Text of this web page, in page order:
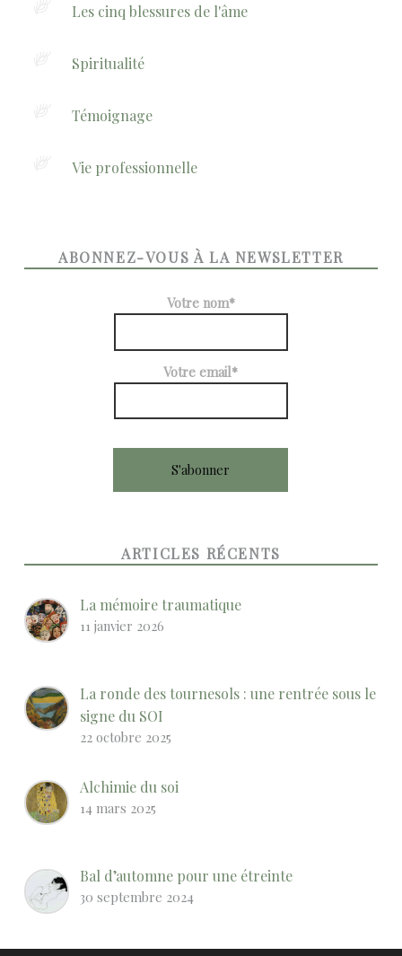
Les cinq blessures de l'âme
Spiritualité
Témoignage
Vie professionnelle
ABONNEZ-VOUS À LA NEWSLETTER
Votre nom*
Votre email*
ARTICLES RÉCENTS
La mémoire traumatique
11 janvier 2026
La ronde des tournesols : une rentrée sous le
signe du SOI
22 octobre 2025
Alchimie du soi
14 mars 2025
Bal d’automne pour une étreinte
30 septembre 2024